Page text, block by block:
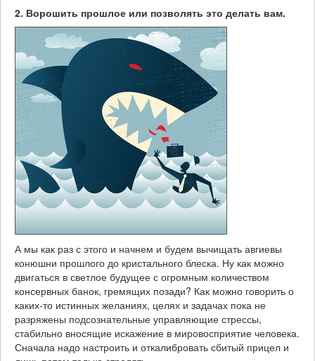
2. Ворошить прошлое или позволять это делать вам.
А мы как раз с этого и начнем и будем вычищать авгиевы
конюшни прошлого до кристального блеска. Ну как можно
двигаться в светлое будущее с огромным количеством
консервных банок, гремящих позади? Как можно говорить о
каких-то истинных желаниях, целях и задачах пока не
разряжены подсознательные управляющие стрессы,
стабильно вносящие искажение в мировосприятие человека.
Сначала надо настроить и откалибровать сбитый прицел и